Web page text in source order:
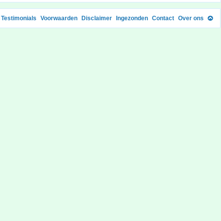
Testimonials Voorwaarden Disclaimer Ingezonden Contact Over ons